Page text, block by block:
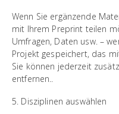
Wenn Sie ergänzende
mit Ihrem Preprint teilen
Umfragen, Daten usw. –
Projekt gespeichert, das
Sie können jederzeit
entfernen..
5. Disziplinen auswählen